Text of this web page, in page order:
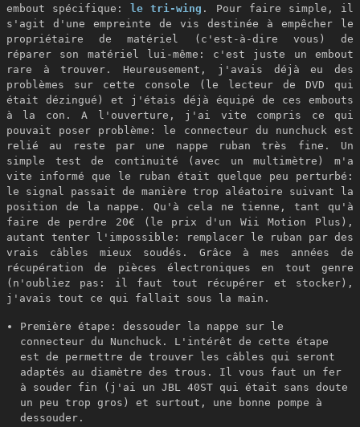
embout spécifique:
le tri-wing . Pour faire simple, il
s'agit d'une empreinte de vis destinée à empêcher le
propriétaire de matériel (c'est-à-dire vous) de
réparer son matériel lui-même: c'est juste un embout
rare à trouver. Heureusement, j'avais déjà eu des
problèmes sur cette console (le lecteur de DVD qui
était dézingué) et j'étais déjà équipé de ces embouts
à la con. A l'ouverture, j'ai vite compris ce qui
pouvait poser problème: le connecteur du nunchuck est
relié au reste par une nappe ruban très fine. Un
simple test de continuité (avec un multimètre) m'a
vite informé que le ruban était quelque peu perturbé:
le signal passait de manière trop aléatoire suivant la
position de la nappe. Qu'à cela ne tienne, tant qu'à
faire de perdre 20€ (le prix d'un Wii Motion Plus),
autant tenter l'impossible: remplacer le ruban par des
vrais câbles mieux soudés. Grâce à mes années de
récupération de pièces électroniques en tout genre
(n'oubliez pas: il faut tout récupérer et stocker),
j'avais tout ce qui fallait sous la main.
Première étape: dessouder la nappe sur le
connecteur du Nunchuck. L'intérêt de cette étape
est de permettre de trouver les câbles qui seront
adaptés au diamètre des trous. Il vous faut un fer
à souder fin (j'ai un JBL 40ST qui était sans doute
un peu trop gros) et surtout, une bonne pompe à
dessouder.